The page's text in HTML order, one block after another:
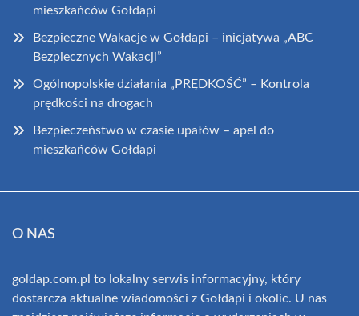
mieszkańców Gołdapi
Bezpieczne Wakacje w Gołdapi – inicjatywa „ABC
Bezpiecznych Wakacji”
Ogólnopolskie działania „PRĘDKOŚĆ” – Kontrola
prędkości na drogach
Bezpieczeństwo w czasie upałów – apel do
mieszkańców Gołdapi
O NAS
goldap.com.pl to lokalny serwis informacyjny, który
dostarcza aktualne wiadomości z Gołdapi i okolic. U nas